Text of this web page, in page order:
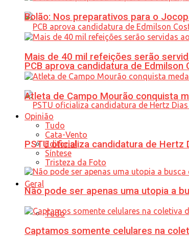
PCB aprova candidatura de
PSTU oficializa candidatura de Hertz
Geral
Tudo
Bolão: Nos preparativos para o
Mais de 40 mil refeições serão
Atleta de Campo Mourão conquista
Opinião
Tudo
Cata-Vento
Editorial
Síntese
Tristeza da Foto
Não pode ser apenas uma utopia a
Captamos somente celulares na